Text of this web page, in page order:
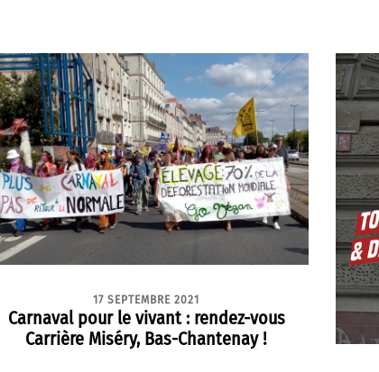
17 SEPTEMBRE 2021
Carnaval pour le vivant : rendez-vous
Carrière Miséry, Bas-Chantenay !